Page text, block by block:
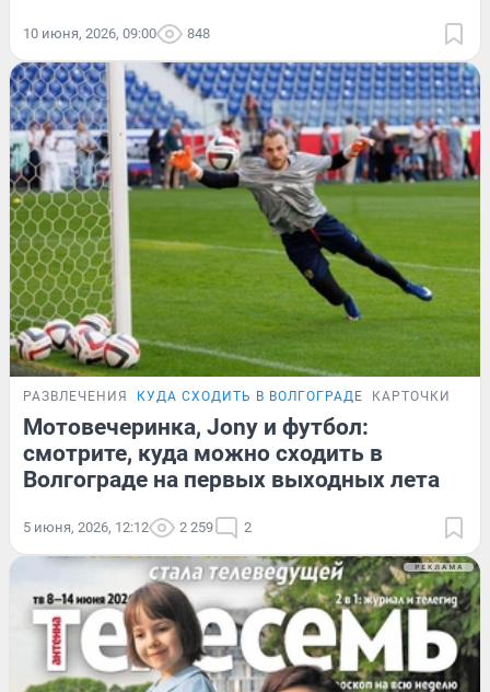
10 июня, 2026, 09:00 848
РАЗВЛЕЧЕНИЯ КУДА СХОДИТЬ В ВОЛГОГРАДЕ КАРТОЧКИ
Мотовечеринка, Jony и футбол:
смотрите, куда можно сходить в
Волгограде на первых выходных лета
5 июня, 2026, 12:12 2 259 2